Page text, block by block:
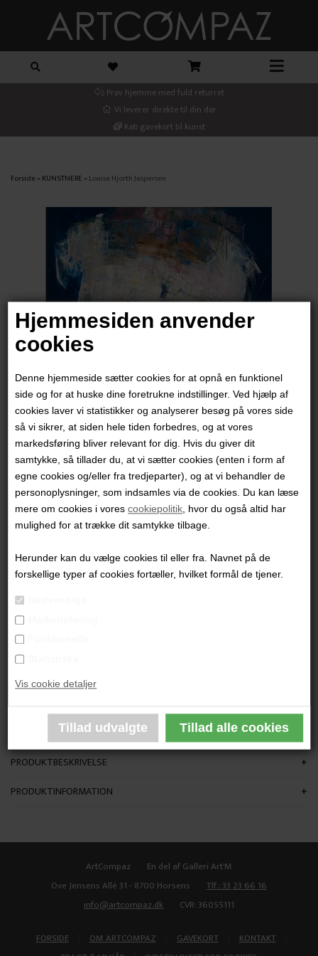
Hjemmesiden anvender
cookies
Denne hjemmeside sætter cookies for at opnå en funktionel
side og for at huske dine foretrukne indstillinger. Ved hjælp af
cookies laver vi statistikker og analyserer besøg på vores side
så vi sikrer, at siden hele tiden forbedres, og at vores
markedsføring bliver relevant for dig. Hvis du giver dit
samtykke, så tillader du, at vi sætter cookies (enten i form af
egne cookies og/eller fra tredjeparter), og at vi behandler de
personoplysninger, som indsamles via de cookies. Du kan læse
mere om cookies i vorescookiepolitik, hvor du også altid har
mulighed for at trække dit samtykke tilbage.
Herunder kan du vælge cookies til eller fra. Navnet på de
forskellige typer af cookies fortæller, hvilket formål de tjener.
Vis cookie detaljer
Prøv hjemme med fuld returret
Vi leverer direkte til din dør
Køb gavekort til kunst
Forside »KUNSTNERE »Louise Hjorth Jespersen
Louise Hjorth Jespersen
10.500,00DKK
"Hovedsagen"
120x90 cm.
Ikke indrammet
PRODUKTBESKRIVELSE
PRODUKTINFORMATION
ArtCompaz
En del af Galleri Art'M
Ove Jensens Allé 31 - 8700 Horsens
Tlf.: 33 23 66 16
info@artcompaz.dk
CVR: 36055111
FORSIDE OM ARTCOMPAZ GAVEKORT KONTAKT